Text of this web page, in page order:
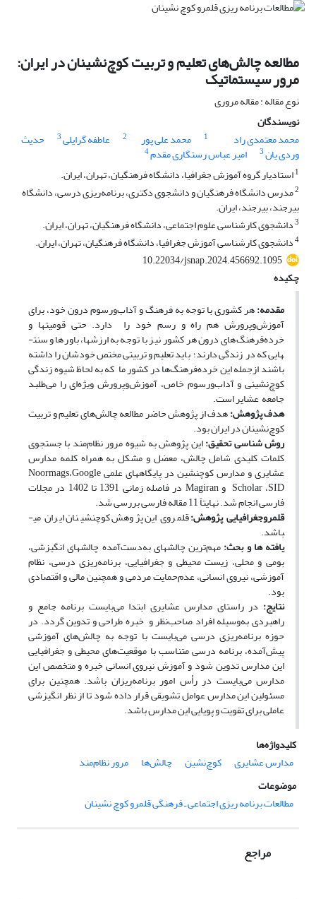
مطالعه چالش‌های تعلیم و تربیت کوچ‌نشینان در ایران:
مرور سیستماتیک
نوع مقاله : مقاله مروری
نویسندگان
محمد معتمدی راد
1 محمد علی پور 2 عاطفه گرایلی3 حدیث
وردی یان3 امیر عباس رستگاری مقدم4
1استادیار گروه آموزش جغرافیا، دانشگاه فرهنگیان، تهران، ایران.
2مدرس دانشگاه فرهنگیان و دانشجوی دکتری، برنامه‌ریزی درسی، دانشگاه
بیرجند، بیرجند، ایران.
3دانشجوی کارشناسی علوم اجتماعی، دانشگاه فرهنگیان، تهران، ایران.
4دانشجوی کارشناسی آموزش جغرافیا، دانشگاه فرهنگیان، تهران، ایران.
10.22034/jsnap.2024.456692.1095
چکیده
مقدمه:هر کشوری با توجه به فرهنگ و آداب‌ورسوم درون خود، برای
آموزش‌وپرورش هم راه و رسم خود را دارد. حتی قومیت­ها و
خرده‌فرهنگ‌های درون هر کشور نیز با توجه به ارزش­ها، باو­ر­ها و سنت­
هایی که در زندگی دارند؛ باید تعلیم و تربیتی مختص خودشان را داشته
باشند ازجمله این خرده‌فرهنگ‌ها در کشور ما که به لحاظ شیوه زندگی
کوچ‌نشینی و آداب‌ورسوم خاص، آموزش‌وپرورش ویژه‌ای را می‌طلبد
جامعه عشایر است.
هدف پژوهش:هدف از پژوهش حاضر مطالعه چالش‌های تعلیم و تربیت
کوچ‌نشینان در ایران بود.
روش ­شناسی تحقیق:این پژوهش به شیوه مرور نظام‌مند با جستجوی
کلمات کلیدی شامل چالش، معضل و مشکل به همراه کلمه مدارس
عشایری و مدارس کوچ­نشین در پایگاه­های علمی Noormags،Google
Scholar ،SID و Magiran در فاصله زمانی 1391 تا 1402 در مجلات
فارسی انجام شد. نهایتاً 11 مقاله فارسی بررسی شد.
قلمروجغرافیایی پژوهش:قلمروی این پژوهش کوچ­نشینان ایران می­
باشد.
یافته­ ها و بحث:مهم‌ترین چالش­های به‌دست‌آمده چالش­های انگیزشی،
بومی و محلی، زیست محیطی و جغرافیایی، برنامه‌ریزی درسی، نظام
آموزشی، نیروی انسانی، عدم‌حمایت مردمی و همچنین مالی و اقتصادی
بود.
نتایج: در راستای مدارس عشایری ابتدا می‌بایست برنامه جامع و
راهبردی به‌وسیله افراد صاحب‌نظر و خبره طراحی و تدوین گردد. در
حوزه برنامه‌ریزی درسی می‌بایست با توجه به چالش‌های آموزشی
پیش‌آمده، برنامه درسی متناسب با موقعیت‌های محیطی و جغرافیایی
این مدارس تدوین شود و آموزش نیروی انسانی خبره و متخصص این
مدارس می‌بایست در رأس امور برنامه‌ریزان باشد. همچنین برای
مسئولین این مدارس عوامل تشویقی قرار داده شود تا از نظر انگیزشی
عاملی برای تقویت و پویایی این مدارس باشد.
کلیدواژه‌ها
مدارس عشایری
کوچ‌نشین چالش‌ها
مرور نظام‌مند
موضوعات
مطالعات برنامه ریزی اجتماعی ـ فرهنگی قلمرو کوچ نشینان
مراجع